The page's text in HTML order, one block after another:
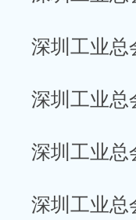
深圳工业总
深圳工业总
深圳工业总
深圳工业总